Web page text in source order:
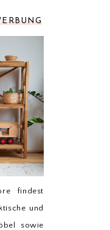
findest
und
sowie